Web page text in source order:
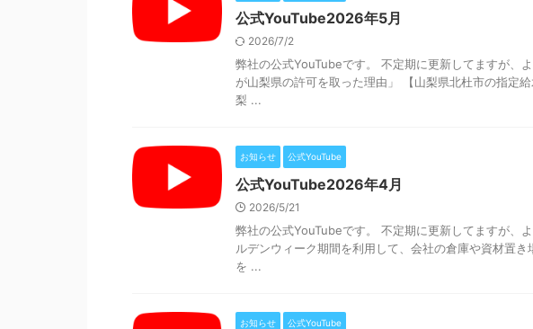
公式YouTube2026年5月
2026/7/2
弊社の公式YouTubeです。 不定期に更新してますが、
が山梨県の許可を取った理由」 【山梨県北杜市の指定
梨 ...
お知らせ 公式YouTube
公式YouTube2026年4月
2026/5/21
弊社の公式YouTubeです。 不定期に更新してますが、
ルデンウィーク期間を利用して、会社の倉庫や資材置
を ...
お知らせ 公式YouTube